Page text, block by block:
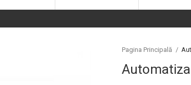
Pagina Principală /